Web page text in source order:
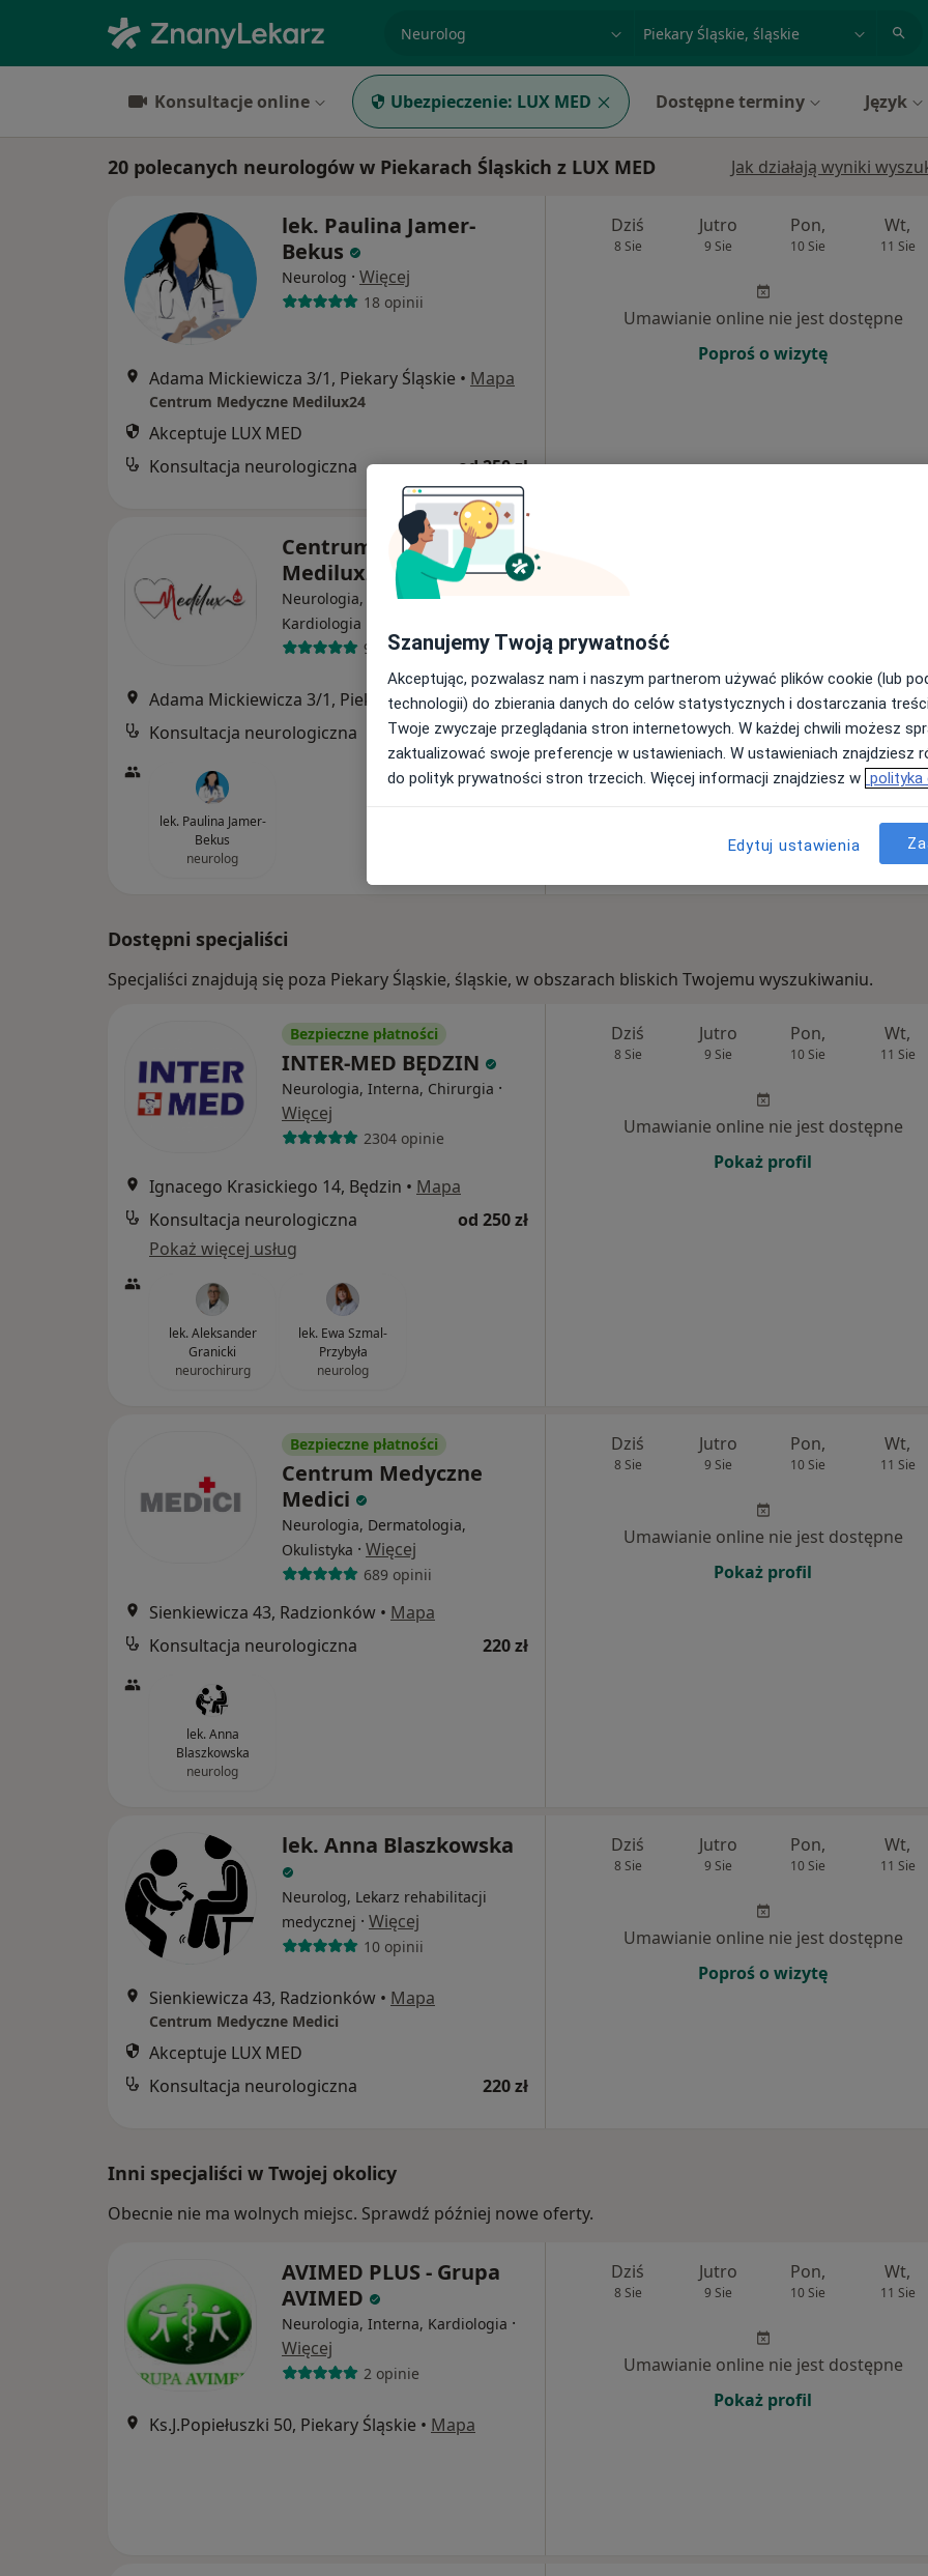
miasto lub dzielnica
Konsultacje online Ubezpieczenie: LUX MED Dostępne terminy Język
20 polecanych neurologów w Piekarach Śląskich z LUX MED Jak działają wyniki
lek. Paulina Jamer-
Bekus
Neurolog · Więcej
18 opinii
Adama Mickiewicza 3/1, Piekary Śląskie • Mapa
Centrum Medyczne Medilux24
Akceptuje LUX MED
Konsultacja neurologiczna
od 250 zł
Dziś
8 Sie
Jutro
9 Sie
Pon,
10 Sie
Wt,
11 Sie
Umawianie online nie jest dostępne
Poproś o wizytę
Centrum Medyczne
Medilux24
Neurologia, Hematologia,
Kardiologia
972 opinie
Adama Mickiewicza 3/1, Piekary Śląskie• Mapa
Konsultacja neurologiczna
od 250 zł
lek. Paulina Jamer-
Bekus
neurolog
Umawianie online nie jest dostępne
Pokaż profil
Dostępni specjaliści
Specjaliści znajdują się poza Piekary Śląskie, śląskie, w obszarach bliskich Twojemu wyszukiwaniu.
Bezpieczne płatności
INTER-MED BĘDZIN
Neurologia, Interna, Chirurgia ·
Więcej
2304 opinie
Ignacego Krasickiego 14, Będzin • Mapa
Konsultacja neurologiczna
od 250 zł
Pokaż więcej usług
lek. Aleksander
Granicki
neurochirurg
lek. Ewa Szmal-
Przybyła
neurolog
Dziś
8 Sie
Jutro
9 Sie
Pon,
10 Sie
Wt,
11 Sie
Umawianie online nie jest dostępne
Pokaż profil
Bezpieczne płatności
Centrum Medyczne
Medici
Neurologia, Dermatologia,
Okulistyka · Więcej
689 opinii
Sienkiewicza 43, Radzionków • Mapa
Konsultacja neurologiczna
220 zł
lek. Anna
Blaszkowska
neurolog
Dziś
8 Sie
Jutro
9 Sie
Pon,
10 Sie
Wt,
11 Sie
Umawianie online nie jest dostępne
Pokaż profil
lek. Anna Blaszkowska
Neurolog, Lekarz rehabilitacji
medycznej · Więcej
10 opinii
Sienkiewicza 43, Radzionków • Mapa
Centrum Medyczne Medici
Akceptuje LUX MED
Konsultacja neurologiczna
220 zł
Dziś
8 Sie
Jutro
9 Sie
Pon,
10 Sie
Wt,
11 Sie
Umawianie online nie jest dostępne
Poproś o wizytę
Inni specjaliści w Twojej okolicy
Obecnie nie ma wolnych miejsc. Sprawdź później nowe oferty.
AVIMED PLUS - Grupa
AVIMED
Neurologia, Interna, Kardiologia ·
Więcej
2 opinie
Ks.J.Popiełuszki 50, Piekary Śląskie • Mapa
Dziś
8 Sie
Jutro
9 Sie
Pon,
10 Sie
Wt,
11 Sie
Umawianie online nie jest dostępne
Pokaż profil
Szanujemy Twoją prywatność
Akceptując, pozwalasz nam i naszym partnerom używać plików cookie (lub
technologii) do zbierania danych do celów statystycznych i dostarczania
Twoje zwyczaje przeglądania stron internetowych. W każdej chwili możesz
zaktualizować swoje preferencje w ustawieniach. W ustawieniach znajdziesz
do polityk prywatności stron trzecich. Więcej informacji znajdziesz w polityka
Edytuj ustawienia